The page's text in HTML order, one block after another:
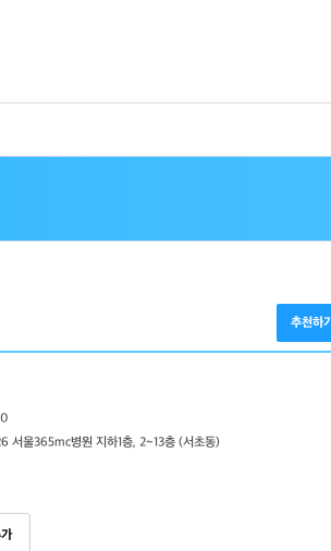
추천하기
0
서울365mc병원 지하1층, 2~13층 (서초동)